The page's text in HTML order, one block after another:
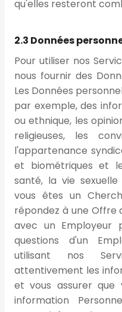
qu'elles resteront
2.3 Données
Pour utiliser nos
nous fournir des
Les Données
par exemple, des
ou ethnique, les
religieuses, les
l'appartenance
et biométriques et
santé, la vie
vous êtes un
répondez à une Offre
avec un Employeur
questions d'un
utilisant nos
attentivement les
et vous assurer que
information